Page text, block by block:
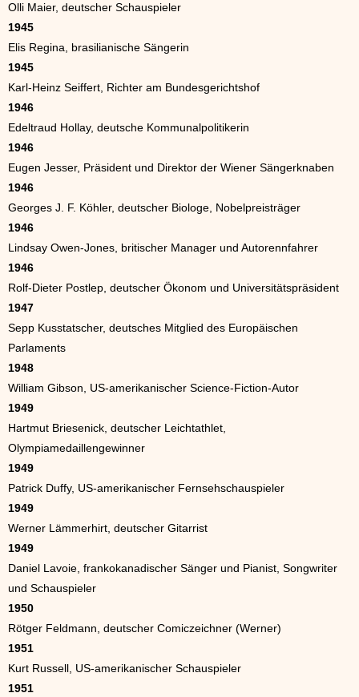
Olli Maier, deutscher Schauspieler
1945
Elis Regina, brasilianische Sängerin
1945
Karl-Heinz Seiffert, Richter am Bundesgerichtshof
1946
Edeltraud Hollay, deutsche Kommunalpolitikerin
1946
Eugen Jesser, Präsident und Direktor der Wiener Sängerknaben
1946
Georges J. F. Köhler, deutscher Biologe, Nobelpreisträger
1946
Lindsay Owen-Jones, britischer Manager und Autorennfahrer
1946
Rolf-Dieter Postlep, deutscher Ökonom und Universitätspräsident
1947
Sepp Kusstatscher, deutsches Mitglied des Europäischen
Parlaments
1948
William Gibson, US-amerikanischer Science-Fiction-Autor
1949
Hartmut Briesenick, deutscher Leichtathlet,
Olympiamedaillengewinner
1949
Patrick Duffy, US-amerikanischer Fernsehschauspieler
1949
Werner Lämmerhirt, deutscher Gitarrist
1949
Daniel Lavoie, frankokanadischer Sänger und Pianist, Songwriter
und Schauspieler
1950
Rötger Feldmann, deutscher Comiczeichner (Werner)
1951
Kurt Russell, US-amerikanischer Schauspieler
1951